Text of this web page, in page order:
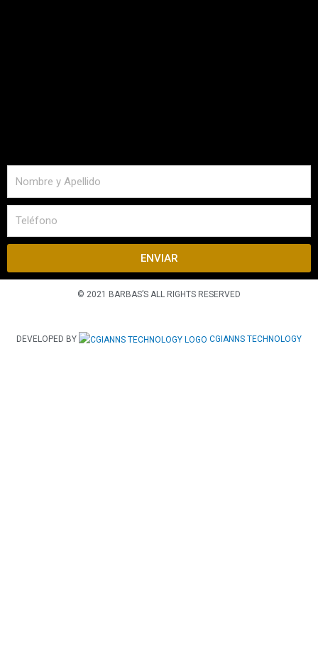
ENVIAR
© 2021 BARBAS’S ALL RIGHTS RESERVED
DEVELOPED BY CGIANNS TECHNOLOGY